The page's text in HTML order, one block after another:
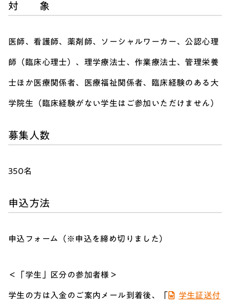
対 象
医師、看護師、薬剤師、ソーシャルワーカー、公認心理
師（臨床心理士）、理学療法士、作業療法士、管理栄養
士ほか医療関係者、医療福祉関係者、臨床経験のある大
学院生（臨床経験がない学生はご参加いただけません）
募集人数
350名
申込方法
申込フォーム（※申込を締め切りました）
＜「学生」区分の参加者様＞
学生の方は入金のご案内メール到着後、「 学生証送付